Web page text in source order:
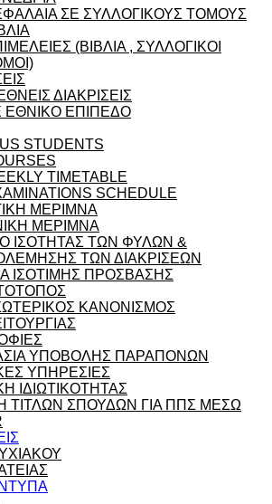
ΣΕ ΣΥΛΛΟΓΙΚΟΥΣ ΤΟΜΟΥΣ
(ΒΙΒΛΙΑ , ΣΥΛΛΟΓΙΚΟΙ
ΔΙΑΚΡΙΣΕΙΣ
ΕΘΝΙΚΟ ΕΠΙΠΕΔΟ
STUDENTS
TIMETABLE
SCHEDULE
ΜΕΡΙΜΝΑ
ΜΕΡΙΜΝΑ
ΙΣΟΤΗΤΑΣ ΤΩΝ ΦΥΛΩΝ &
ΤΩΝ ΔΙΑΚΡΙΣΕΩΝ
ΙΣΟΤΙΜΗΣ ΠΡΟΣΒΑΣΗΣ
ΚΑΝΟΝΙΣΜΟΣ
ΥΠΟΒΟΛΗΣ ΠΑΡΑΠΟΝΩΝ
ΥΠΗΡΕΣΙΕΣ
ΙΔΙΩΤΙΚΟΤΗΤΑΣ
ΤΙΤΛΩΝ ΣΠΟΥΔΩΝ ΓΙΑ ΠΠΣ ΜΕΣΩ